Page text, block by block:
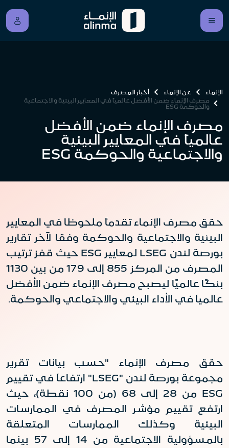
الإنماء عن الإنماء
أخبار المصرف
مصرف الإنماء ضمن الأفضل عالمياً في المعايير البيئية والاجتماعية
والحوكمة ESG
مصرف الإنماء ضمن الأفضل
عالمياً في المعايير البيئية
والاجتماعية والحوكمة ESG
حقق مصرف الإنماء تقدماً ملحوظا في المعايير
البيئية والاجتماعية والحوكمة وفقا لآخر تقارير
بورصة لندن LSEG لمعايير ESG حيث قفز ترتيب
المصرف من المركز 855 إلى 179 من بين 1130
بنكًا عالميًا ليصبح مصرف الإنماء ضمن الأفضل
عالمياً في الأداء البيئي والاجتماعي والحوكمة.
حقق مصرف الإنماء "حسب بيانات تقرير
مجموعة بورصة لندن "LSEG" ارتفاعاً في تقييم
ESG
من 28 إلى 68 (من 100 نقطة)، حيث
ارتفع تقييم مؤشر المصرف في الممارسات
البيئية وكذلك الممارسات المتعلقة
بالمسؤولية الاجتماعية من 14 إلى 57 بينما